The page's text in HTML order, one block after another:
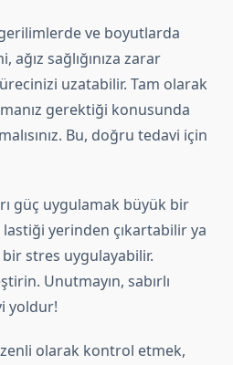
ve boyutlarda
ağız sağlığınıza zarar
uzatabilir. Tam olarak
gerektiği konusunda
Bu, doğru tedavi için
güç uygulamak büyük bir
yerinden çıkartabilir ya
stres uygulayabilir.
Unutmayın, sabırlı
yoldur!
olarak kontrol etmek,